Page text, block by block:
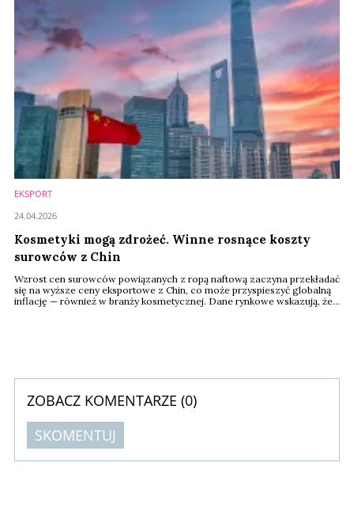
EKSPORT
Kosmetyki mogą zdrożeć. Winne rosnące koszty
surowców z Chin
Wzrost cen surowców powiązanych z ropą naftową zaczyna przekładać
się na wyższe ceny eksportowe z Chin, co może przyspieszyć globalną
inflację — również w branży kosmetycznej. Dane rynkowe wskazują, że
24.04.2026
ZOBACZ KOMENTARZE (0)
SKOMENTUJ